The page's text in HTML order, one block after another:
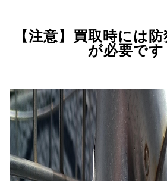
【注意】買取時には
が必要です